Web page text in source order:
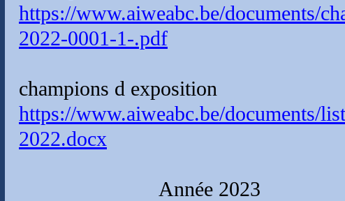
https://www.aiweabc.be/documents/
2022-0001-1-.pdf
champions d exposition
https://www.aiweabc.be/documents/
2022.docx
Année 2023